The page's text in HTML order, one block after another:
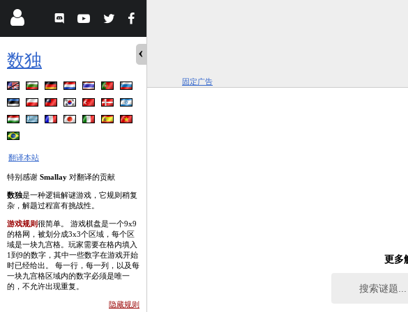
数独
翻译本站
特别感谢 Smallay 对翻译的贡献
数独是一种逻辑解谜游戏，它规则稍复
杂，解题过程富有挑战性。
游戏规则很简单。 游戏棋盘是一个9x9
的格网，被划分成3x3个区域，每个区
域是一块九宫格。玩家需要在格内填入
1到9的数字，其中一些数字在游戏开始
时已经给出。 每一行，每一列，以及每
一块九宫格区域内的数字必须是唯一
的，不允许出现重复。
隐藏规则
固定广告
更多